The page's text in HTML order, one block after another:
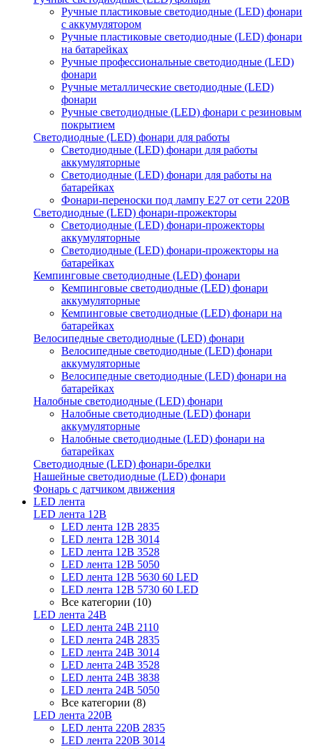
Ручные пластиковые светодиодные (LED) фонари
с аккумулятором
Ручные пластиковые светодиодные (LED) фонари
на батарейках
Ручные профессиональные светодиодные (LED)
фонари
Ручные металлические светодиодные (LED)
фонари
Ручные светодиодные (LED) фонари с резиновым
покрытием
Светодиодные (LED) фонари для работы
Светодиодные (LED) фонари для работы
аккумуляторные
Светодиодные (LED) фонари для работы на
батарейках
Фонари-переноски под лампу E27 от сети 220В
Светодиодные (LED) фонари-прожекторы
Светодиодные (LED) фонари-прожекторы
аккумуляторные
Светодиодные (LED) фонари-прожекторы на
батарейках
Кемпинговые светодиодные (LED) фонари
Кемпинговые светодиодные (LED) фонари
аккумуляторные
Кемпинговые светодиодные (LED) фонари на
батарейках
Велосипедные светодиодные (LED) фонари
Велосипедные светодиодные (LED) фонари
аккумуляторные
Велосипедные светодиодные (LED) фонари на
батарейках
Налобные светодиодные (LED) фонари
Налобные светодиодные (LED) фонари
аккумуляторные
Налобные светодиодные (LED) фонари на
батарейках
Светодиодные (LED) фонари-брелки
Нашейные светодиодные (LED) фонари
Фонарь с датчиком движения
LED лента
LED лента 12В
LED лента 12В 2835
LED лента 12В 3014
LED лента 12В 3528
LED лента 12В 5050
LED лента 12В 5630 60 LED
LED лента 12В 5730 60 LED
Все категории (10)
LED лента 24В
LED лента 24В 2110
LED лента 24В 2835
LED лента 24В 3014
LED лента 24В 3528
LED лента 24В 3838
LED лента 24В 5050
Все категории (8)
LED лента 220В
LED лента 220В 2835
LED лента 220В 3014